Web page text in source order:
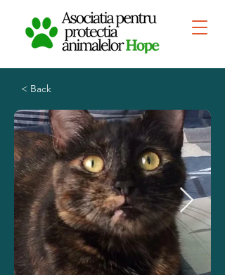
< Back